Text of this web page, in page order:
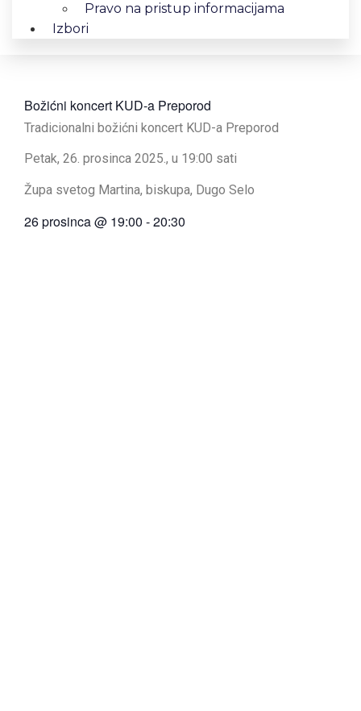
Pravo na pristup informacijama
Izbori
Božićni koncert KUD-a Preporod
Tradicionalni božićni koncert KUD-a Preporod
Petak, 26. prosinca 2025., u 19:00 sati
Župa svetog Martina, biskupa, Dugo Selo
26 prosinca@ 19:00 -20:30